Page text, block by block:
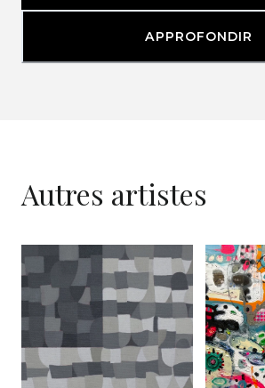
APPROFONDIR
Autres artistes